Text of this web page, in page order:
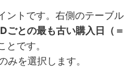
ントです。右側のテーブル
ごとの最も古い購入日（＝
とです。
を選択します。